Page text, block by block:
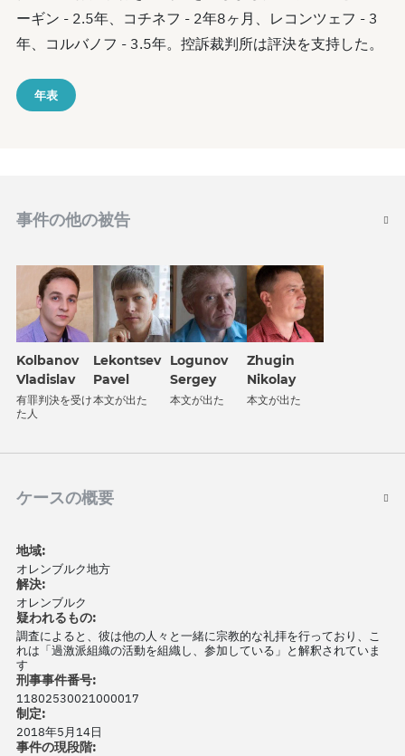
ーギン - 2.5年、コチネフ - 2年8ヶ月、レコンツェフ - 3
年、コルバノフ - 3.5年。控訴裁判所は評決を支持した。
年表
事件の他の被告
Kolbanov
Vladislav
有罪判決を受け
た人
Lekontsev
Pavel
本文が出た
Logunov
Sergey
本文が出た
Zhugin
Nikolay
本文が出た
ケースの概要
地域:
オレンブルク地方
解決:
オレンブルク
疑われるもの:
調査によると、彼は他の人々と一緒に宗教的な礼拝を行っており、こ
れは「過激派組織の活動を組織し、参加している」と解釈されていま
す
刑事事件番号:
11802530021000017
制定:
2018年5月14日
事件の現段階: